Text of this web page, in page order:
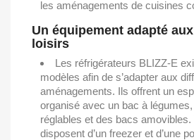
les aménagements de cuisines
Un équipement adapté
loisirs
Les réfrigérateurs BLIZZ-E
modèles afin de s’adapter aux
aménagements. Ils offrent un
organisé avec un bac à
réglables et des bacs amovibles.
disposent d’un freezer et d’une